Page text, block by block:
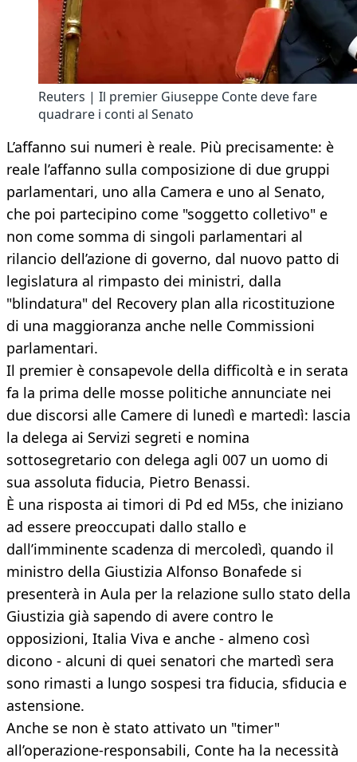
Reuters | Il premier Giuseppe Conte deve fare
quadrare i conti al Senato
L’affanno sui numeri è reale. Più precisamente: è
reale l’affanno sulla composizione di due gruppi
parlamentari, uno alla Camera e uno al Senato,
che poi partecipino come "soggetto colletivo" e
non come somma di singoli parlamentari al
rilancio dell’azione di governo, dal nuovo patto di
legislatura al rimpasto dei ministri, dalla
"blindatura" del Recovery plan alla ricostituzione
di una maggioranza anche nelle Commissioni
parlamentari.
Il premier è consapevole della difficoltà e in serata
fa la prima delle mosse politiche annunciate nei
due discorsi alle Camere di lunedì e martedì: lascia
la delega ai Servizi segreti e nomina
sottosegretario con delega agli 007 un uomo di
sua assoluta fiducia, Pietro Benassi.
È una risposta ai timori di Pd ed M5s, che iniziano
ad essere preoccupati dallo stallo e
dall’imminente scadenza di mercoledì, quando il
ministro della Giustizia Alfonso Bonafede si
presenterà in Aula per la relazione sullo stato della
Giustizia già sapendo di avere contro le
opposizioni, Italia Viva e anche - almeno così
dicono - alcuni di quei senatori che martedì sera
sono rimasti a lungo sospesi tra fiducia, sfiducia e
astensione.
Anche se non è stato attivato un "timer"
all’operazione-responsabili, Conte ha la necessità